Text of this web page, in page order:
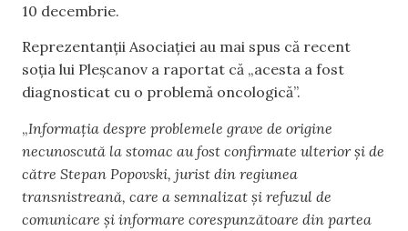
10 decembrie.
Reprezentanții Asociației au mai spus că recent
soția lui Pleșcanov a raportat că „acesta a fost
diagnosticat cu o problemă oncologică”.
„Informația despre problemele grave de origine
necunoscută la stomac au fost confirmate ulterior și de
către Stepan Popovski, jurist din regiunea
transnistreană, care a semnalizat și refuzul de
comunicare și informare corespunzătoare din partea